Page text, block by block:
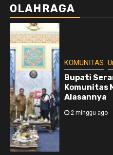
OLAHRAGA
KOMUNITAS
Bupati
Komunitas
Alasannya
2 minggu ago